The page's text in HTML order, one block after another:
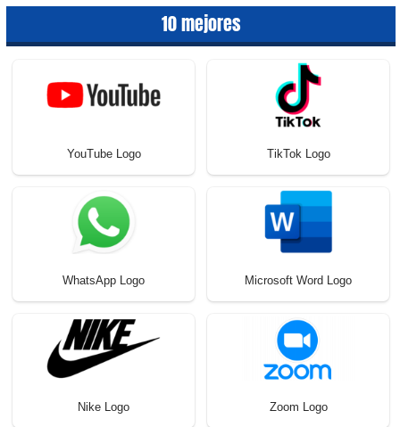
10 mejores
YouTube Logo TikTok Logo
WhatsApp Logo Microsoft Word Logo
Nike Logo Zoom Logo